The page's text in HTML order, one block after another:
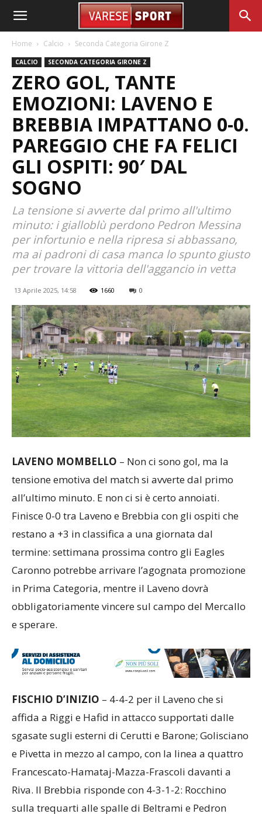
Home Calcio Seconda Categoria Girone Z
CALCIO SECONDA CATEGORIA GIRONE Z
ZERO GOL, TANTE
EMOZIONI: LAVENO E
BREBBIA IMPATTANO 0-0.
PAREGGIO CHE FA FELICI
GLI OSPITI: 90′ DAL
SOGNO
La tensione si avverte dal primo all'ultimo
minuto: i gialloblù perdono Pedron Messina
per infortunio e nella ripresa si abbassano,
ma ai padroni di casa manca lo spunto giusto
per trovare la vittoria dell'aggancio in vetta
13 Aprile 2025, 14:58 1660 0
LAVENO MOMBELLO – Non ci sono gol, ma la
tensione emotiva del match si avverte dal primo
all’ultimo minuto. E non ci si è certo annoiati.
Finisce 0-0 tra Laveno e Brebbia con gli ospiti che
restano a +3 in classifica a una giornata dal
termine: settimana prossima contro gli Eagles
Caronno potrebbe arrivare l’agognata promozione
in Prima Categoria, mentre il Laveno dovrà
obbligatoriamente vincere sul campo del Mercallo
e sperare.
FISCHIO D’INIZIO – 4-4-2 per il Laveno che si
affida a Riggi e Hafid in attacco supportati dalle
sgasate sugli esterni di Cerutti e Barone; Golisciano
e Pivetta in mezzo al campo, con la linea a quattro
Francescato-Hamataj-Mazza-Frascoli davanti a
Riva. Il Brebbia risponde con 4-3-1-2: Rocchino
sulla trequarti alle spalle di Beltrami e Pedron